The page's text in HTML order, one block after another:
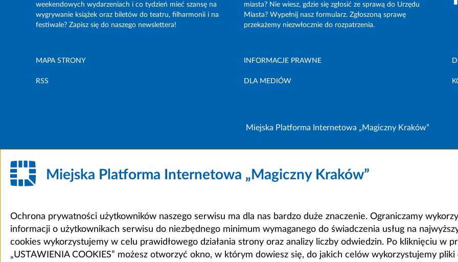
weekendowych wydarzeniach i co tydzień mieć szansę na
wygrywanie książek oraz biletów do teatru, filharmonii i na
festiwale? Zapisz się do naszego newslettera!
miasta? Nie wiesz, gdzie się zgłosić ze sprawą do Urzędu
Miasta? Wypełnij nasz formularz. Zgłoszoną sprawę
przekażemy niezwłocznie do rozpatrzenia.
MAPA STRONY INFORMACJE PRAWNE
RSS DLA MEDIÓW
Miejska Platforma Internetowa „Magiczny Kraków”
Miejska Platforma Internetowa „Magiczny Kraków”
Ochrona prywatności użytkowników naszego serwisu ma dla nas bardzo duże znaczenie. Ograniczamy
informacji o użytkownikach serwisu do niezbędnego minimum wymaganego do świadczenia usług na
cookies wykorzystujemy w celu prawidłowego działania strony oraz analizy liczby odwiedzin. Po kliknięciu w
„USTAWIENIA COOKIES” możesz otworzyć okno, w którym dowiesz się, do jakich celów wykorzystujemy pliki